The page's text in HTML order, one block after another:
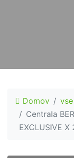
Domov
Centrala
EXCLUSIVE X